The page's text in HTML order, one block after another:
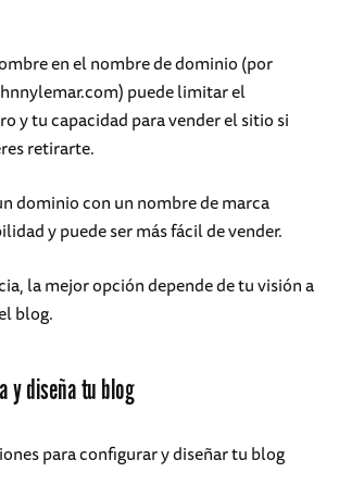
en el nombre de dominio (por
puede limitar el
y tu capacidad para vender el sitio si
retirarte.
dominio con un nombre de marca
y puede ser más fácil de vender.
la mejor opción depende de tu visión a
blog.
y diseña tu blog
para configurar y diseñar tu blog